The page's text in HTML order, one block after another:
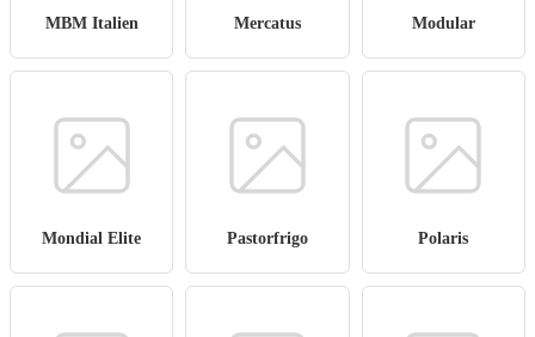
MBM Italien Mercatus Modular
Mondial Elite Pastorfrigo Polaris